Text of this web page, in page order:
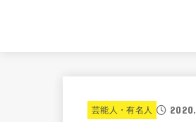
芸能人・有名人